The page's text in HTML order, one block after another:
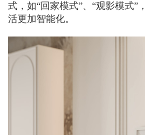
式，如“回家模式”、“观影模式”
活更加智能化。